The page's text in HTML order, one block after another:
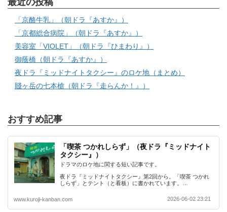
「京酪牛乳」（朝ドラ『あすか』）
「京都総合病院」（朝ドラ『あすか』）
美容室「VIOLET」（朝ドラ『ひまわり』）
御蔭橋（朝ドラ『あすか』）
夜ドラ『ミッドナイトタクシー』のロケ地（まとめ）
賤ヶ岳の七本槍（朝ドラ『走らんか！』）
おすすめ記事
「喫茶 つかれしらず」（夜ドラ『ミッドナイト
タクシー』）
ドラマのロケ地に関する短い記事です。
夜ドラ『ミッドナイトタクシー』第2回から。「喫茶 つかれ
しらず」とテント（と看板）に書かれています。…
www.kuroji-kanban.com 2026-06-02 23:21